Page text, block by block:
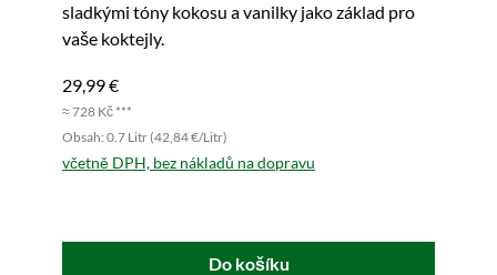
sladkými tóny kokosu a vanilky jako základ pro
vaše koktejly.
29,99 €
≈ 728 Kč ***
Obsah: 0.7 Litr (42,84 €/Litr)
včetně DPH, bez nákladů na dopravu
Do košíku